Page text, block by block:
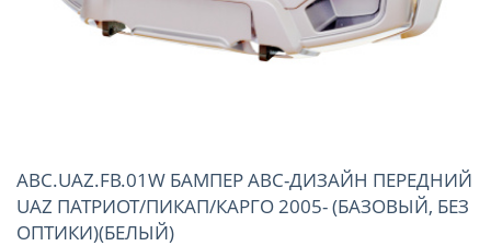
ABC.UAZ.FB.01W БАМПЕР АВС-ДИЗАЙН ПЕРЕДНИЙ
UAZ ПАТРИОТ/ПИКАП/КАРГО 2005- (БАЗОВЫЙ, БЕЗ
ОПТИКИ)(БЕЛЫЙ)